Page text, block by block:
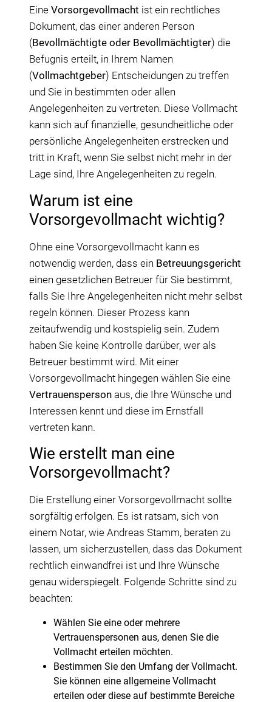
Eine Vorsorgevollmacht ist ein rechtliches
Dokument, das einer anderen Person
(Bevollmächtigte oder Bevollmächtigter) die
Befugnis erteilt, in Ihrem Namen
(Vollmachtgeber) Entscheidungen zu treffen
und Sie in bestimmten oder allen
Angelegenheiten zu vertreten. Diese Vollmacht
kann sich auf finanzielle, gesundheitliche oder
persönliche Angelegenheiten erstrecken und
tritt in Kraft, wenn Sie selbst nicht mehr in der
Lage sind, Ihre Angelegenheiten zu regeln.
Warum ist eine
Vorsorgevollmacht wichtig?
Ohne eine Vorsorgevollmacht kann es
notwendig werden, dass ein Betreuungsgericht
einen gesetzlichen Betreuer für Sie bestimmt,
falls Sie Ihre Angelegenheiten nicht mehr selbst
regeln können. Dieser Prozess kann
zeitaufwendig und kostspielig sein. Zudem
haben Sie keine Kontrolle darüber, wer als
Betreuer bestimmt wird. Mit einer
Vorsorgevollmacht hingegen wählen Sie eine
Vertrauensperson aus, die Ihre Wünsche und
Interessen kennt und diese im Ernstfall
vertreten kann.
Wie erstellt man eine
Vorsorgevollmacht?
Die Erstellung einer Vorsorgevollmacht sollte
sorgfältig erfolgen. Es ist ratsam, sich von
einem Notar, wie Andreas Stamm, beraten zu
lassen, um sicherzustellen, dass das Dokument
rechtlich einwandfrei ist und Ihre Wünsche
genau widerspiegelt. Folgende Schritte sind zu
beachten:
Wählen Sie eine oder mehrere
Vertrauenspersonen aus, denen Sie die
Vollmacht erteilen möchten.
Bestimmen Sie den Umfang der Vollmacht.
Sie können eine allgemeine Vollmacht
erteilen oder diese auf bestimmte Bereiche